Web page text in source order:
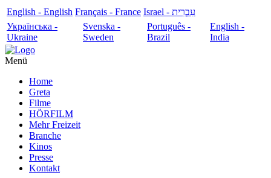
English - English Français - France
עִבְרִית - Israel
Українська -
Ukraine
Svenska -
Sweden
Português -
Brazil
English -
India
Menü
Home
Greta
Filme
HÖRFILM
Mehr Freizeit
Branche
Kinos
Presse
Kontakt